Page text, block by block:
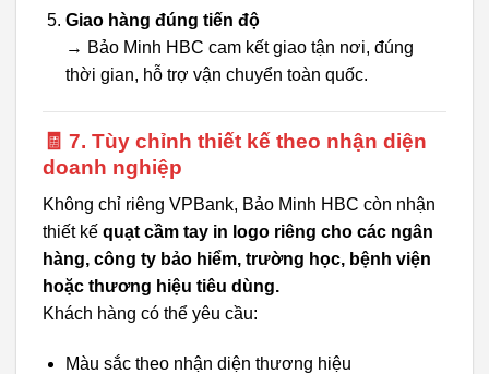
Giao hàng đúng tiến độ
→ Bảo Minh HBC cam kết giao tận nơi, đúng
thời gian, hỗ trợ vận chuyển toàn quốc.
🧾 7. Tùy chỉnh thiết kế theo nhận diện
doanh nghiệp
Không chỉ riêng VPBank, Bảo Minh HBC còn nhận
thiết kế quạt cầm tay in logo riêng cho các ngân
hàng, công ty bảo hiểm, trường học, bệnh viện
hoặc thương hiệu tiêu dùng.
Khách hàng có thể yêu cầu:
Màu sắc theo nhận diện thương hiệu